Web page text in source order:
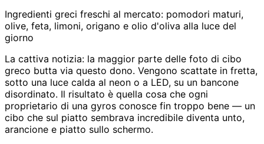
Ingredienti greci freschi al mercato: pomodori maturi,
olive, feta, limoni, origano e olio d'oliva alla luce del
giorno
La cattiva notizia: la maggior parte delle foto di cibo
greco butta via questo dono. Vengono scattate in fretta,
sotto una luce calda al neon o a LED, su un bancone
disordinato. Il risultato è quella cosa che ogni
proprietario di una gyros conosce fin troppo bene — un
cibo che sul piatto sembrava incredibile diventa unto,
arancione e piatto sullo schermo.